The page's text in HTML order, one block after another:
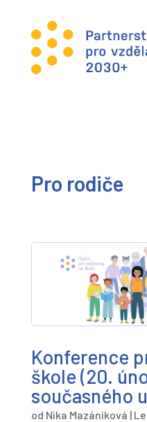
Pro rodiče
Konference
škole (20.
současného
od Nika Mazániková |